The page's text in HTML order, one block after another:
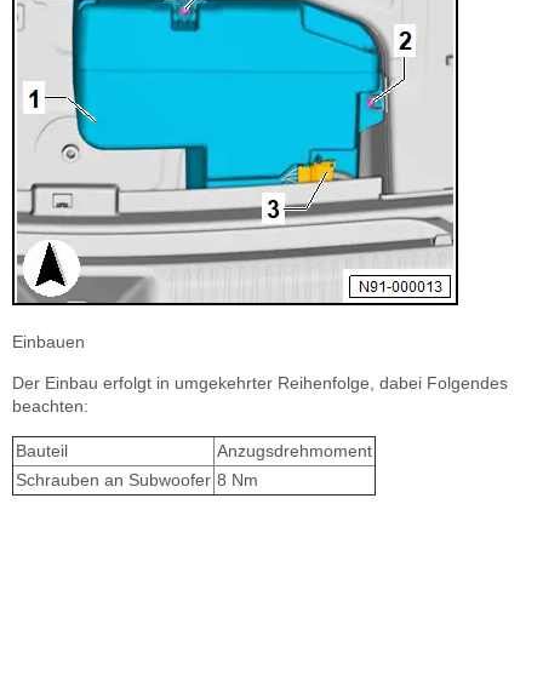
Einbauen
Der Einbau erfolgt in umgekehrter Reihenfolge, dabei Folgendes
beachten:
Bauteil
Anzugsdrehmoment
Schrauben an Subwoofer 8 Nm